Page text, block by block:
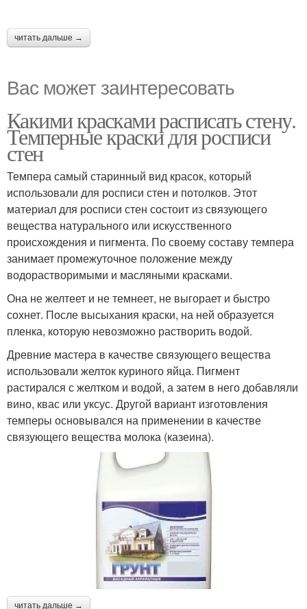
читать дальше →
Вас может заинтересовать
Какими красками расписать стену.
Темперные краски для росписи
стен
Темпера самый старинный вид красок, который
использовали для росписи стен и потолков. Этот
материал для росписи стен состоит из связующего
вещества натурального или искусственного
происхождения и пигмента. По своему составу темпера
занимает промежуточное положение между
водорастворимыми и масляными красками.
Она не желтеет и не темнеет, не выгорает и быстро
сохнет. После высыхания краски, на ней образуется
пленка, которую невозможно растворить водой.
Древние мастера в качестве связующего вещества
использовали желток куриного яйца. Пигмент
растирался с желтком и водой, а затем в него добавляли
вино, квас или уксус. Другой вариант изготовления
темперы основывался на применении в качестве
связующего вещества молока (казеина).
читать дальше →